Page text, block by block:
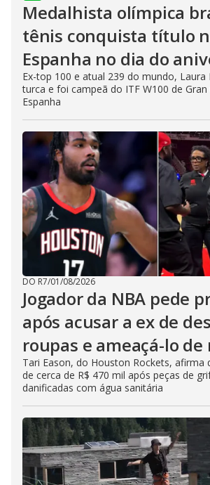
Medalhista olímpica
tênis conquista título
Espanha no dia do
Ex-top 100 e atual 239 do mundo, Laura
turca e foi campeã do ITF W100 de Gran
Espanha
DO R7/01/08/2026
Jogador da NBA pede
após acusar a ex de
roupas e ameaçá-lo
Tari Eason, do Houston Rockets, afirma
de cerca de R$ 470 mil após peças de
danificadas com água sanitária